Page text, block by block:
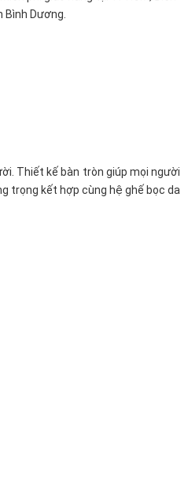
Bình Dương.
Thiết kế bàn tròn giúp mọi người
trọng kết hợp cùng hệ ghế bọc da